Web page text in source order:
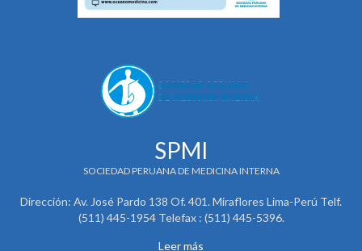
SPMI
SOCIEDAD PERUANA DE MEDICINA INTERNA
Dirección: Av. José Pardo 138 Of. 401. Miraflores Lima-Perú Telf.
(511) 445-1954 Telefax : (511) 445-5396.
Leer más